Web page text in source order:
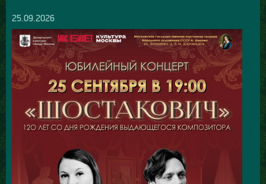
25.09.2026